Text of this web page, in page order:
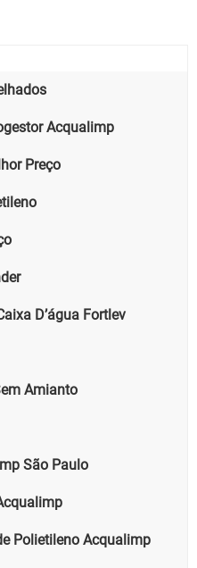
Acqualimp
Preço
D’água Fortlev
Amianto
São Paulo
Polietileno Acqualimp